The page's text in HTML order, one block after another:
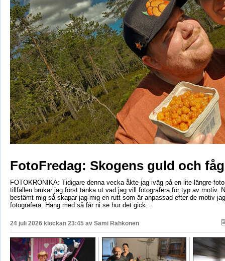
FotoFredag: Skogens guld och
FOTOKRÖNIKA: Tidigare denna vecka åkte jag iväg på en lite längre
tillfällen brukar jag först tänka ut vad jag vill fotografera för typ av motiv.
bestämt mig så skapar jag mig en rutt som är anpassad efter de motiv
fotografera. Häng med så får ni se hur det gick…
24 juli 2026 klockan 23:45 av Sami Rahkonen